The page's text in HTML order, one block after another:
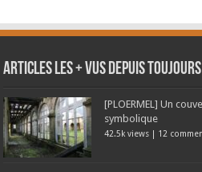
Articles les + vus depuis toujours
[PLOERMEL] Un
symbolique
42.5k views | 12